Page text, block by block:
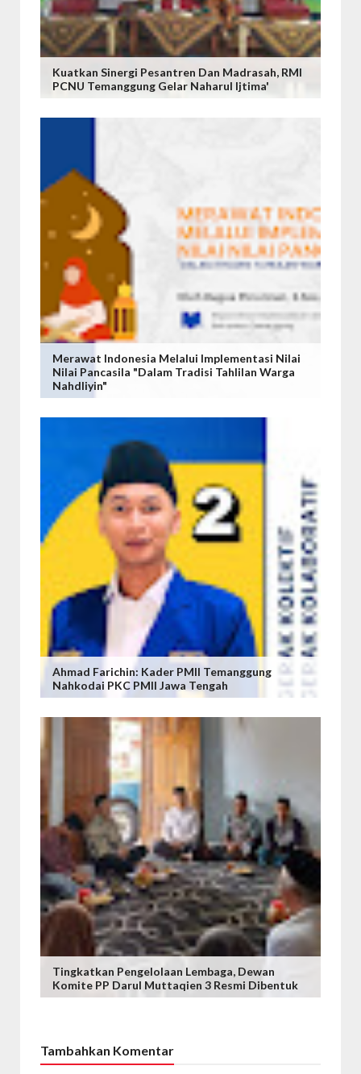
Kuatkan Sinergi Pesantren Dan Madrasah, RMI
PCNU Temanggung Gelar Naharul Ijtima'
Merawat Indonesia Melalui Implementasi Nilai
Nilai Pancasila "Dalam Tradisi Tahlilan Warga
Nahdliyin"
Ahmad Farichin: Kader PMII Temanggung
Nahkodai PKC PMII Jawa Tengah
Tingkatkan Pengelolaan Lembaga, Dewan
Komite PP Darul Muttaqien 3 Resmi Dibentuk
Tambahkan Komentar